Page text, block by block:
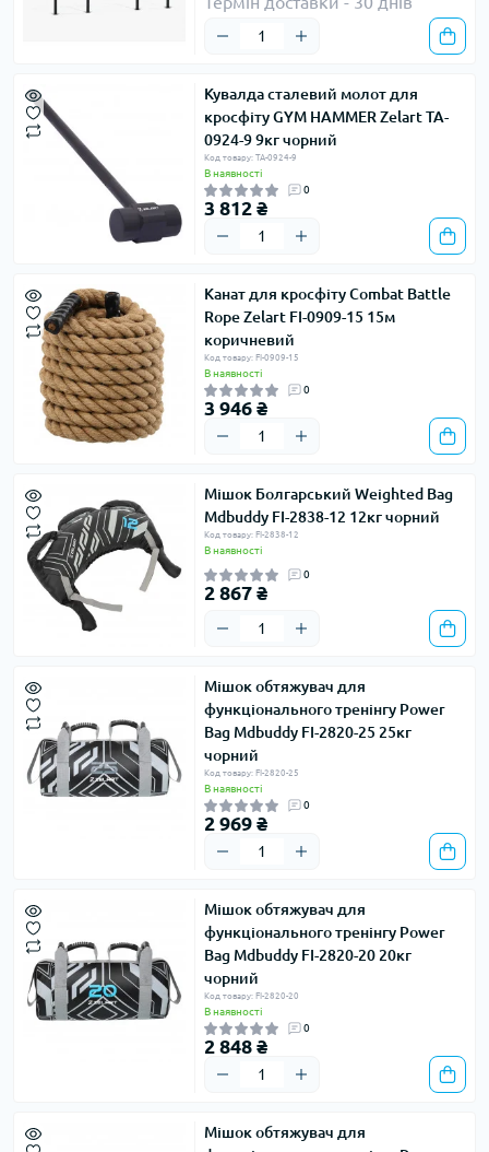
Кувалда сталевий молот для
кросфіту GYM HAMMER Zelart TA-
0924-9 9кг чорний
Код товару: TA-0924-9
В наявності
0
3 812 ₴
Канат для кросфіту Combat Battle
Rope Zelart FI-0909-15 15м
коричневий
Код товару: FI-0909-15
В наявності
0
3 946 ₴
Мішок Болгарський Weighted Bag
Mdbuddy FI-2838-12 12кг чорний
Код товару: FI-2838-12
В наявності
0
2 867 ₴
Мішок обтяжувач для
функціонального тренінгу Power
Bag Mdbuddy FI-2820-25 25кг
чорний
Код товару: FI-2820-25
В наявності
0
2 969 ₴
Мішок обтяжувач для
функціонального тренінгу Power
Bag Mdbuddy FI-2820-20 20кг
чорний
Код товару: FI-2820-20
В наявності
0
2 848 ₴
Мішок обтяжувач для